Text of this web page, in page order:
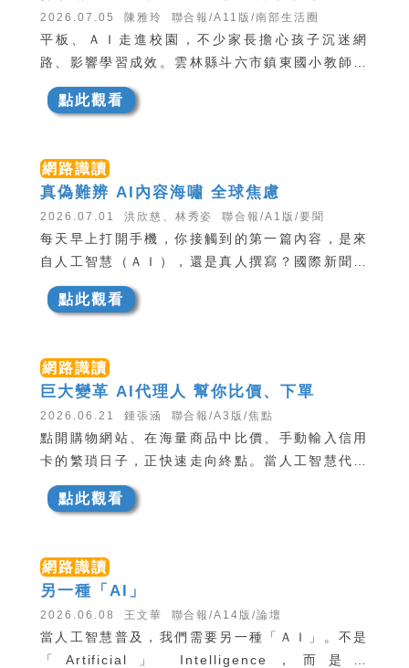
2026.07.05 陳雅玲 聯合報/A11版/南部生活圈
平板、ＡＩ走進校園，不少家長擔心孩子沉迷網
路、影響學習成效。雲林縣斗六市鎮東國小教師郭
滿洲早在新冠肺炎疫情爆發前便推動數位教學，讓
學生將平板帶回家學習。她雙管齊下，同時教育學
點此觀看
網路識讀
真偽難辨 AI內容海嘯 全球焦慮
2026.07.01 洪欣慈、林秀姿 聯合報/A1版/要聞
每天早上打開手機，你接觸到的第一篇內容，是來
自人工智慧（ＡＩ），還是真人撰寫？國際新聞媒
體協會（ＩＮＭＡ）預測，到二○三六年，網路上
只有百分之○點三的內容由人類生產，其餘全由Ａ
ＡＩ產出的文字、圖像等媒體內容，已經超越了人
類產製的數量，真實與虛偽之間，愈來愈難以辨
識。
點此觀看
網路識讀
巨大變革 AI代理人 幫你比價、下單
2026.06.21 鍾張涵 聯合報/A3版/焦點
點開購物網站、在海量商品中比價、手動輸入信用
卡的繁瑣日子，正快速走向終點。當人工智慧代理
人（AI Agent）逐漸成熟，人們的消費習慣可能出
現數十年來最大改變。
點此觀看
網路識讀
另一種「AI」
2026.06.08 王文華 聯合報/A14版/論壇
當人工智慧普及，我們需要另一種「ＡＩ」。不是
「Artificial」 Intelligence，而是「